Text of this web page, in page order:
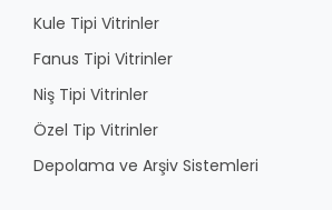
Kule Tipi Vitrinler
Fanus Tipi Vitrinler
Niş Tipi Vitrinler
Özel Tip Vitrinler
Depolama ve Arşiv Sistemleri